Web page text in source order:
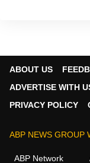
ABOUT US
ADVERTISE WITH
PRIVACY POLICY
ABP NEWS GROUP
ABP Network